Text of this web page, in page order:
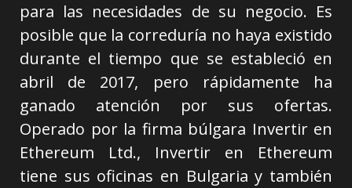
para las necesidades de su negocio. Es
posible que la correduría no haya existido
durante el tiempo que se estableció en
abril de 2017, pero rápidamente ha
ganado atención por sus ofertas.
Operado por la firma búlgara Invertir en
Ethereum Ltd., Invertir en Ethereum
tiene sus oficinas en Bulgaria y también